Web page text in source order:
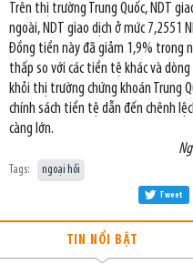
Trên thị trường Trung Quốc, NDT
ngoài, NDT giao dịch ở mức 7,2551
Đồng tiền này đã giảm 1,9% trong
thấp so với các tiền tệ khác và
khỏi thị trường chứng khoán Trung
chính sách tiền tệ dẫn đến chênh
càng lớn.
Tags: ngoại hối
Tweet
TIN NỔI BẬT